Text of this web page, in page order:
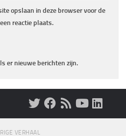
opslaan in deze browser voor de
reactie plaats.
er nieuwe berichten zijn.
VERHAAL